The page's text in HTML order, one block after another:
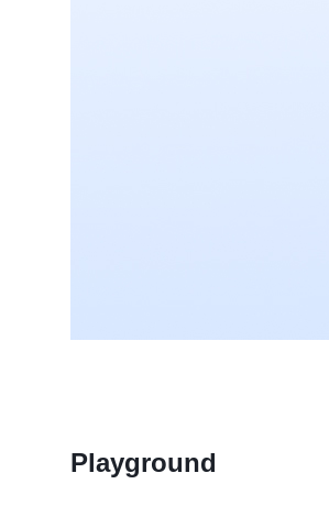
Playground